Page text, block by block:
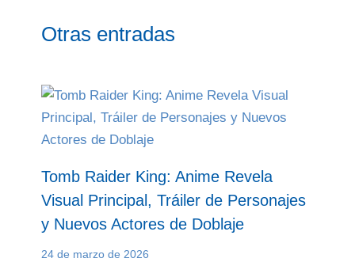
Otras entradas
Tomb Raider King: Anime Revela
Visual Principal, Tráiler de Personajes
y Nuevos Actores de Doblaje
24 de marzo de 2026